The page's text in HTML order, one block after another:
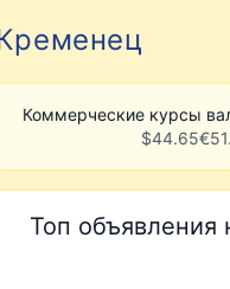
Коммерческие курсы
$44.65€
Топ объявления